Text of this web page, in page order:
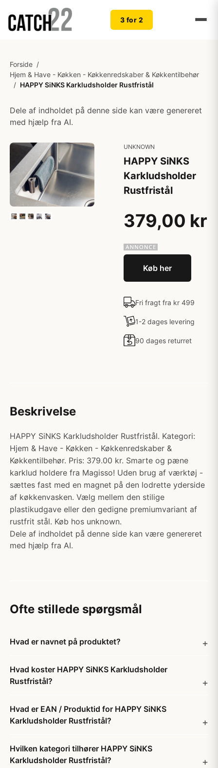
3 for 2
Forside /
Hjem & Have - Køkken - Køkkenredskaber & Køkkentilbehør
/ HAPPY SiNKS Karkludsholder Rustfristål
Dele af indholdet på denne side kan være genereret
med hjælp fra AI.
UNKNOWN
HAPPY SiNKS
Karkludsholder
Rustfristål
379,00 kr
Køb her
Fri fragt fra kr 499
1-2 dages levering
90 dages returret
Beskrivelse
HAPPY SiNKS Karkludsholder Rustfristål. Kategori:
Hjem & Have - Køkken - Køkkenredskaber &
Køkkentilbehør. Pris: 379.00 kr. Smarte og pæne
karklud holdere fra Magisso! Uden brug af værktøj -
sættes fast med en magnet på den lodrette yderside
af køkkenvasken. Vælg mellem den stilige
plastikudgave eller den gedigne premiumvariant af
rustfrit stål. Køb hos unknown.
Dele af indholdet på denne side kan være genereret
med hjælp fra AI.
Ofte stillede spørgsmål
Hvad er navnet på produktet?
Hvad koster HAPPY SiNKS Karkludsholder
Rustfristål?
Hvad er EAN / Produktid for HAPPY SiNKS
Karkludsholder Rustfristål?
Hvilken kategori tilhører HAPPY SiNKS
Karkludsholder Rustfristål?